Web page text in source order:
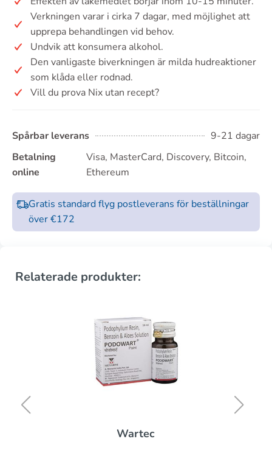
Verkningen varar i cirka 7 dagar, med möjlighet att
upprepa behandlingen vid behov.
Undvik att konsumera alkohol.
Den vanligaste biverkningen är milda hudreaktioner
som klåda eller rodnad.
Vill du prova Nix utan recept?
Spårbar leverans
9-21 dagar
Betalning
online
Visa, MasterCard, Discovery, Bitcoin,
Ethereum
Gratis standard flyg postleverans för beställningar
över €172
Relaterade produkter:
Wartec